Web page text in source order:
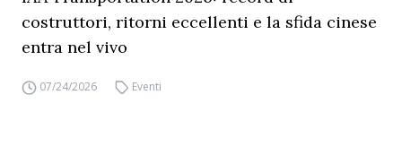
costruttori, ritorni eccellenti e la sfida cinese
entra nel vivo
07/24/2026 Eventi